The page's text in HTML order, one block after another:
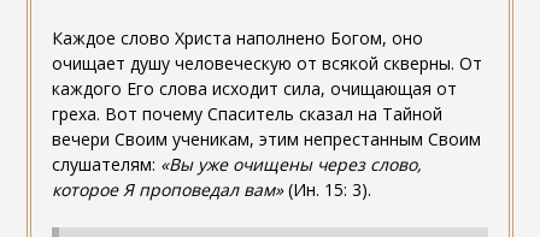
Каждое слово Христа наполнено Богом, оно
очищает душу человеческую от всякой скверны. От
каждого Его слова исходит сила, очищающая от
греха. Вот почему Спаситель сказал на Тайной
вечери Своим ученикам, этим непрестанным Своим
слушателям: «Вы уже очищены через слово,
которое Я проповедал вам»(Ин. 15: 3).